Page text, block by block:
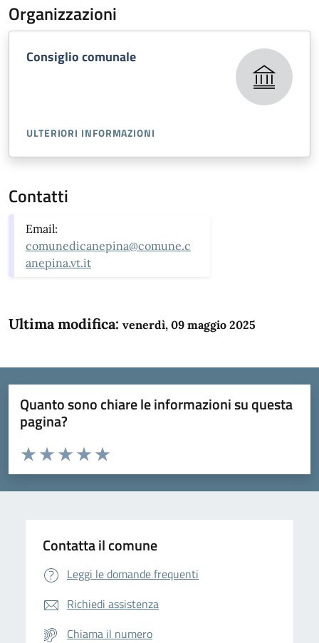
Organizzazioni
Consiglio comunale
ULTERIORI INFORMAZIONI
Contatti
Email:
comunedicanepina@comune.c
anepina.vt.it
Ultima modifica: venerdì, 09 maggio 2025
Quanto sono chiare le informazioni su questa
pagina?
Domanda
Valuta da 1 a 5 stelle la pagina
Valuta 5 stelle su 5
Valuta 4 stelle su 5
Valuta 3 stelle su 5
Valuta 2 stelle su 5
Valuta 1 stelle su 5
Contatta il comune
Leggi le domande frequenti
Richiedi assistenza
Chiama il numero